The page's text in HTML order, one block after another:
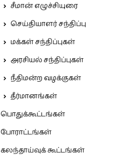
சீமான் எழுச்சியுரை
செய்தியாளர் சந்திப்பு
மக்கள் சந்திப்புகள்
அரசியல் சந்திப்புகள்
நீதிமன்ற வழக்குகள்
தீர்மானங்கள்
பொதுக்கூட்டங்கள்
போராட்டங்கள்
கலந்தாய்வுக் கூட்டங்கள்